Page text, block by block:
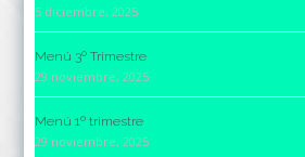
5 diciembre, 2025
Menú 3º Trimestre
29 noviembre, 2025
Menú 1º trimestre
29 noviembre, 2025